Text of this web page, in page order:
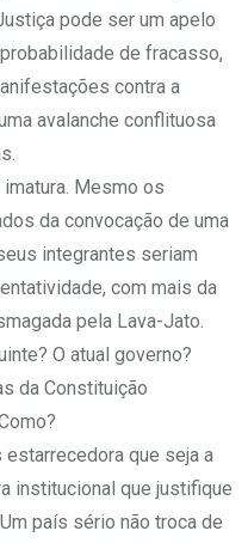
pode ser um apelo
de fracasso,
contra a
avalanche conflituosa
Mesmo os
da convocação de uma
integrantes seriam
com mais da
pela Lava-Jato.
O atual governo?
da Constituição
que seja a
institucional que justifique
país sério não troca de